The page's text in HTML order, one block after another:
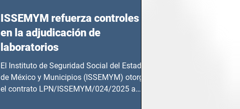
ISSEMYM refuerza controles
en la adjudicación de
laboratorios
El Instituto de Seguridad Social del Estado
de México y Municipios (ISSEMYM) otorgó
el contrato LPN/ISSEMYM/024/2025 a